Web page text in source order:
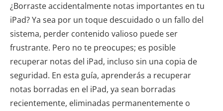
¿Borraste accidentalmente notas importantes en tu
iPad? Ya sea por un toque descuidado o un fallo del
sistema, perder contenido valioso puede ser
frustrante. Pero no te preocupes; es posible
recuperar notas del iPad, incluso sin una copia de
seguridad. En esta guía, aprenderás a recuperar
notas borradas en el iPad, ya sean borradas
recientemente, eliminadas permanentemente o